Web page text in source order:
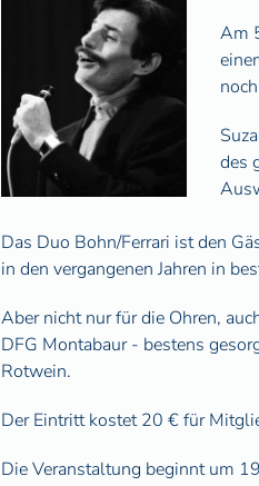
Am
des
Das Duo Bohn/Ferrari ist den
in den vergangenen Jahren in
Aber nicht nur für die Ohren,
DFG Montabaur - bestens
Rotwein.
Der Eintritt kostet 20 € für
Die Veranstaltung beginnt um